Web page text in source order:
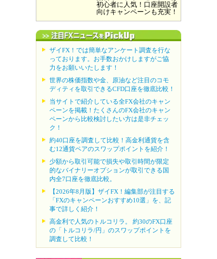
初心者に人気！口座開設者
向けキャンペーンも充実！
ザイFX！では簡単なアンケート調査を行な
っております。お手数おかけしますがご協
力をお願いいたします！
世界の株価指数や金、原油など注目のコモ
ディティを取引できるCFD口座を徹底比較！
当サイトで紹介している全FX会社のキャン
ペーンを掲載！たくさんのFX会社のキャン
ペーンから比較検討したい方は是非チェッ
ク！
約40口座を調査して比較！高金利通貨を含
む12通貨ペアのスワップポイントを紹介！
少額から取引可能で損失や取引時間が限定
的なバイナリーオプションが取引できる国
内全7口座を徹底比較。
【2026年8月版】ザイFX！編集部が注目する
「FXのキャンペーンおすすめ10選」を、記
事で詳しく紹介！
高金利で人気のトルコリラ。 約30のFX口座
の「トルコリラ/円」のスワップポイントを
調査して比較！